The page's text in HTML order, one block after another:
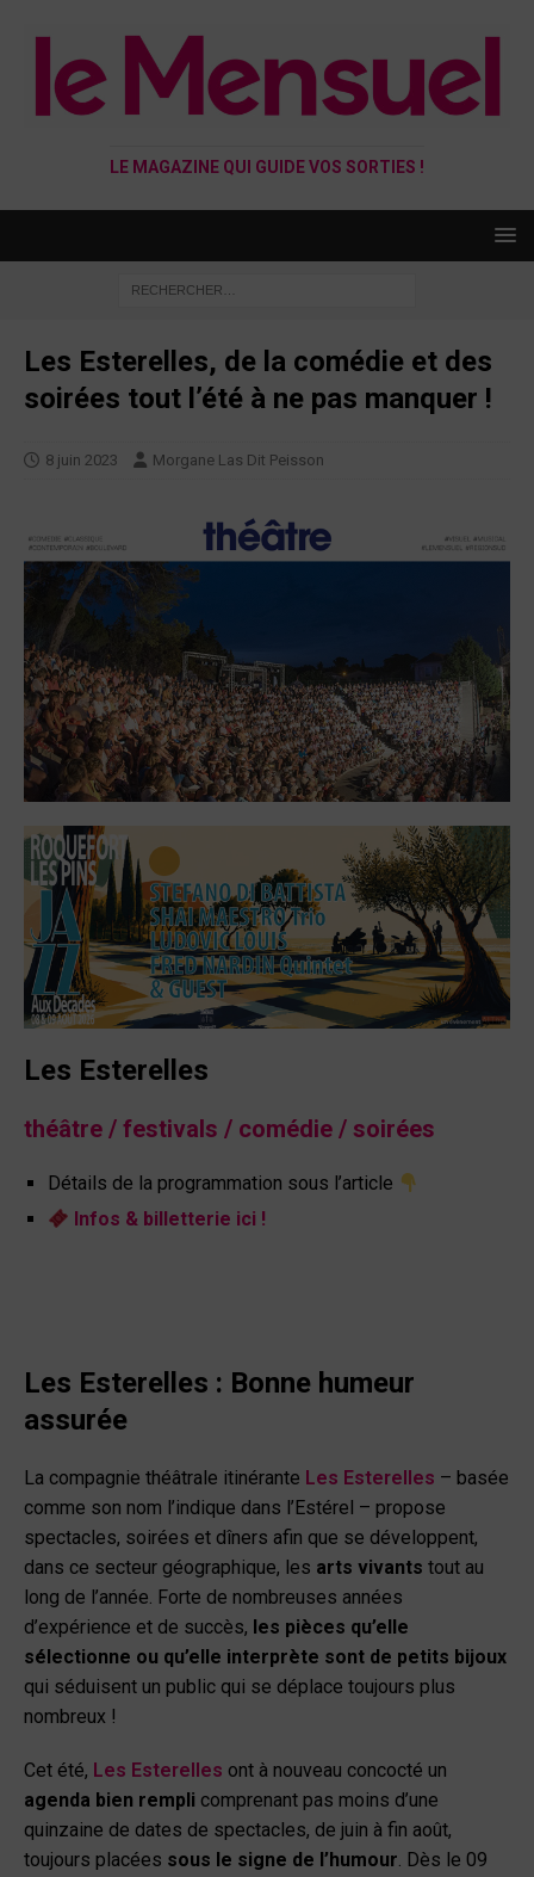
LE MAGAZINE QUI GUIDE VOS SORTIES !
Les Esterelles, de la comédie et des
soirées tout l’été à ne pas manquer !
8 juin 2023 Morgane Las Dit Peisson
Les Esterelles
théâtre / festivals / comédie / soirées
Détails de la programmation sous l’article
Infos & billetterie ici !
Les Esterelles : Bonne humeur
assurée
La compagnie théâtrale itinérante Les Esterelles – basée
comme son nom l’indique dans l’Estérel – propose
spectacles, soirées et dîners afin que se développent,
dans ce secteur géographique, les arts vivants tout au
long de l’année. Forte de nombreuses années
d’expérience et de succès, les pièces qu’elle
sélectionne ou qu’elle interprète sont de petits bijoux
qui séduisent un public qui se déplace toujours plus
nombreux !
Cet été, Les Esterelles ont à nouveau concocté un
agenda bien rempli comprenant pas moins d’une
quinzaine de dates de spectacles, de juin à fin août,
toujours placées sous le signe de l’humour. Dès le 09